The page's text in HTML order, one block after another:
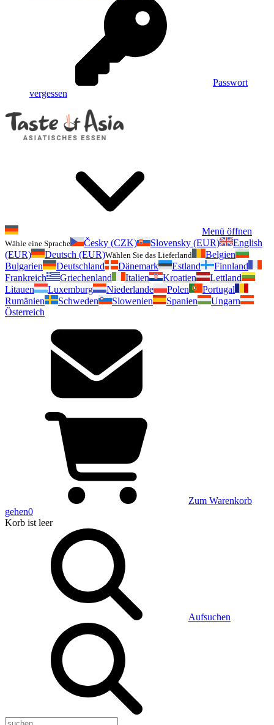
Passwort
vergessen
Menü öffnen
Wähle eine Sprache Česky (CZK) Slovensky (EUR)
English
(EUR)
Deutsch (EUR)Wählen Sie das Lieferland
Belgien
Bulgarien
Deutschland Dänemark Estland
Finnland
Frankreich
Griechenland Italien Kroatien
Lettland
Litauen
Luxemburg Niederlande Polen
Portugal
Rumänien
Schweden Slowenien Spanien
Ungarn
Österreich
Zum Warenkorb
gehen0
Korb ist leer
Aufsuchen